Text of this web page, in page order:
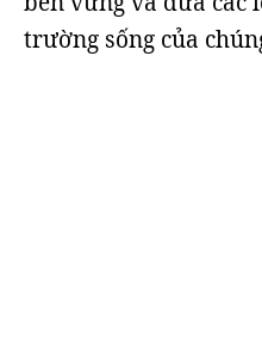
trường sống của